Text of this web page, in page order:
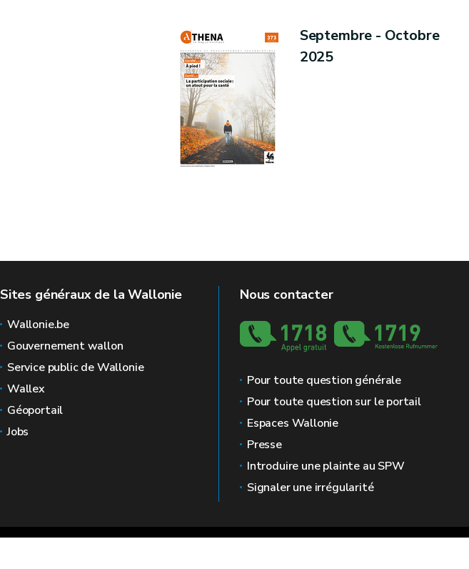
Septembre - Octobre
2025
Sites généraux de la Wallonie
Wallonie.be
Gouvernement wallon
Service public de Wallonie
Wallex
Géoportail
Jobs
Nous contacter
Pour toute question générale
Pour toute question sur le portail
Espaces Wallonie
Presse
Introduire une plainte au SPW
Signaler une irrégularité